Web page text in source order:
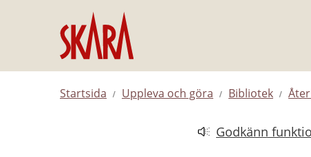
Hoppa till innehåll
Startsida Uppleva och göra Bibliotek
Godkänn
Länk till annan